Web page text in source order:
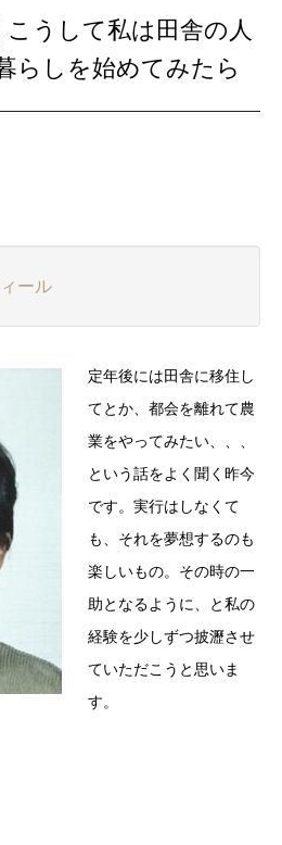
こうして私は田舎の人
らしを始めてみたら
ール
定年後には田舎に移住し
てとか、都会を離れて農
業をやってみたい、、、
という話をよく聞く昨今
です。実行はしなくて
も、それを夢想するのも
楽しいもの。その時の一
助となるように、と私の
経験を少しずつ披瀝させ
ていただこうと思いま
す。